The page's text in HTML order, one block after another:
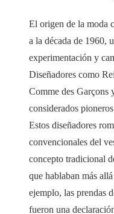
El origen de la moda
a la década de 1960,
experimentación y
Diseñadores como
Comme des Garçons
considerados
Estos diseñadores
convencionales del
concepto tradicional
que hablaban más
ejemplo, las prendas
fueron una